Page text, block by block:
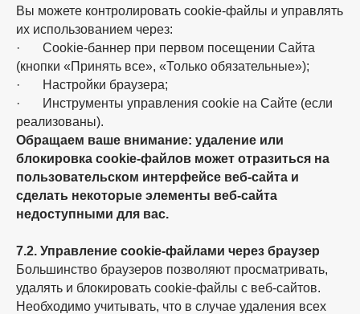
Вы можете контролировать cookie-файлы и управлять
их использованием через:
· Cookie-баннер при первом посещении Сайта
(кнопки «Принять все», «Только обязательные»);
· Настройки браузера;
· Инструменты управления cookie на Сайте (если
реализованы).
Обращаем ваше внимание: удаление или
блокировка cookie-файлов может отразиться на
пользовательском интерфейсе веб-сайта и
сделать некоторые элементы веб-сайта
недоступными для вас.
7.2. Управление cookie-файлами через браузер
Большинство браузеров позволяют просматривать,
удалять и блокировать cookie-файлы с веб-сайтов.
Необходимо учитывать, что в случае удаления всех